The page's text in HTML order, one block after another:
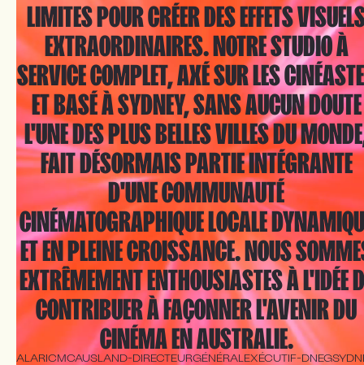
ALARIC MCAUSLAND- DIRECTEURGÉNÉRALEXÉCUTIF- DNEG
LIMITES POUR CRÉER DES EFFETS
EXTRAORDINAIRES. NOTRE STUDIO À
SERVICE COMPLET, AXÉ SUR LES
ET BASÉ À SYDNEY, SANS AUCUN DOUTE
L'UNE DES PLUS BELLES VILLES DU
FAIT DÉSORMAIS PARTIE INTÉGRANTE
D'UNE COMMUNAUTÉ
CINÉMATOGRAPHIQUE LOCALE
ET EN PLEINE CROISSANCE. NOUS
EXTRÊMEMENT ENTHOUSIASTES À L'IDÉE
CONTRIBUER À FAÇONNER L'AVENIR DU
CINÉMA EN AUSTRALIE.